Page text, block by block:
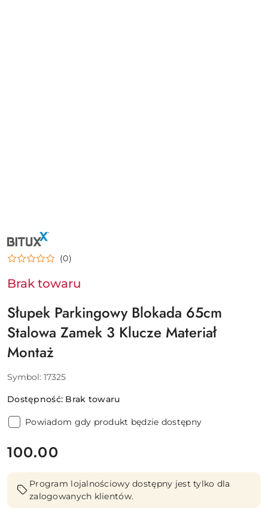
NAZWA
PRODUCENTA:
BITUXX
(0)
Brak towaru
Słupek Parkingowy Blokada 65cm
Stalowa Zamek 3 Klucze Materiał
Montaż
Symbol: 17325
Dostępność: Brak towaru
Powiadom gdy produkt będzie dostępny
cena:
100.00
Program lojalnościowy dostępny jest tylko dla
zalogowanych klientów.